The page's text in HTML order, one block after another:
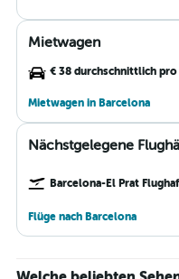
Mietwagen
€ 38 durchschnittlich pro
Mietwagen in Barcelona
Nächstgelegene
Barcelona-El Prat
Flüge nach Barcelona